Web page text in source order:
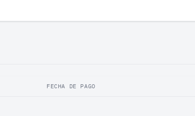
FECHA DE PAGO